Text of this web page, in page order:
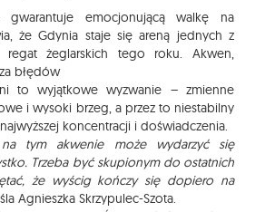
gwarantuje emocjonującą walkę na
że Gdynia staje się areną jednych z
regat żeglarskich tego roku. Akwen,
błędów
to wyjątkowe wyzwanie – zmienne
i wysoki brzeg, a przez to niestabilny
koncentracji i doświadczenia.
tym akwenie może wydarzyć się
Trzeba być skupionym do ostatnich
że wyścig kończy się dopiero na
Agnieszka Skrzypulec-Szota.